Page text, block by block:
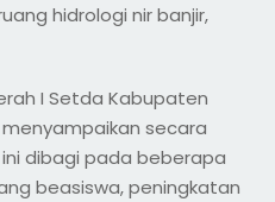
hidrologi nir banjir,
I Setda Kabupaten
menyampaikan secara
dibagi pada beberapa
beasiswa, peningkatan